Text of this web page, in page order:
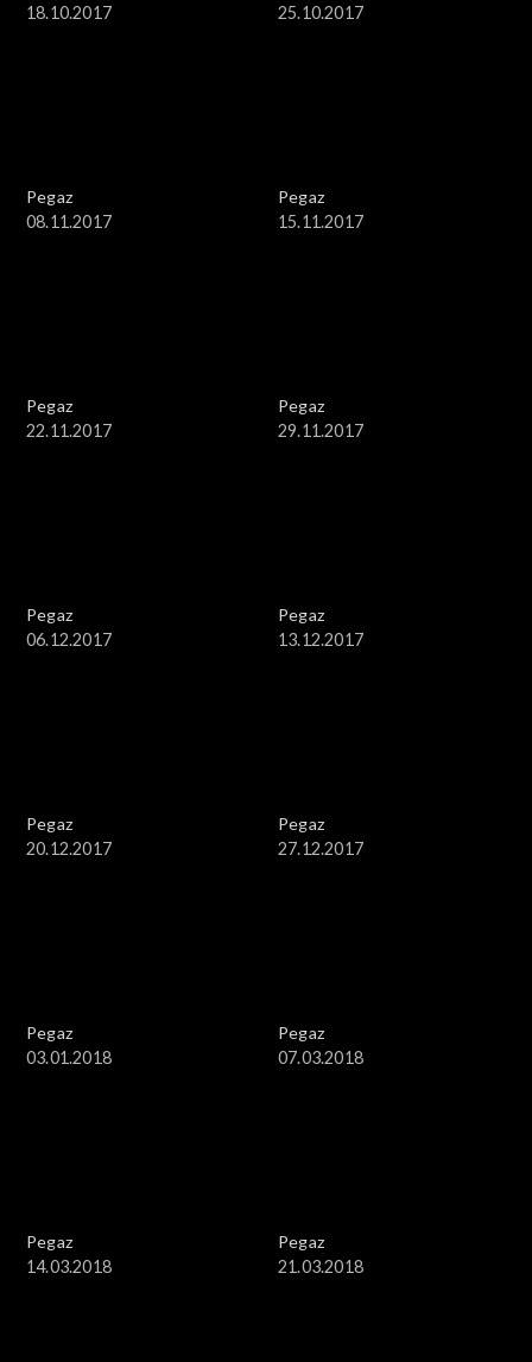
18.10.2017
25.10.2017
Pegaz
08.11.2017
Pegaz
15.11.2017
Pegaz
22.11.2017
Pegaz
29.11.2017
Pegaz
06.12.2017
Pegaz
13.12.2017
Pegaz
20.12.2017
Pegaz
27.12.2017
Pegaz
03.01.2018
Pegaz
07.03.2018
Pegaz
14.03.2018
Pegaz
21.03.2018